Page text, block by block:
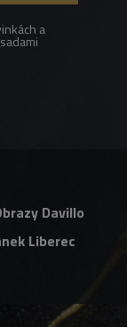
a
Davillo
Liberec